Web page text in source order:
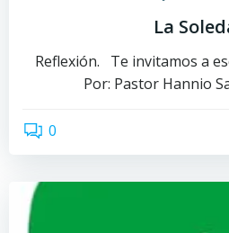
La
Reflexión. Te invitamos a
Por: Pastor Hannio
0